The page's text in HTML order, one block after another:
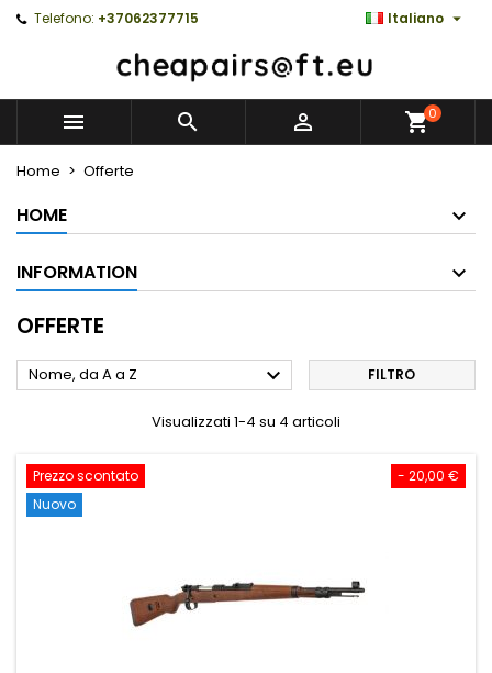
Telefono: +37062377715 Italiano 
   0
Home Offerte
HOME
INFORMATION
OFFERTE
Nome, da A a Z  FILTRO
Visualizzati 1-4 su 4 articoli
- 20,00 €
Prezzo scontato
Nuovo